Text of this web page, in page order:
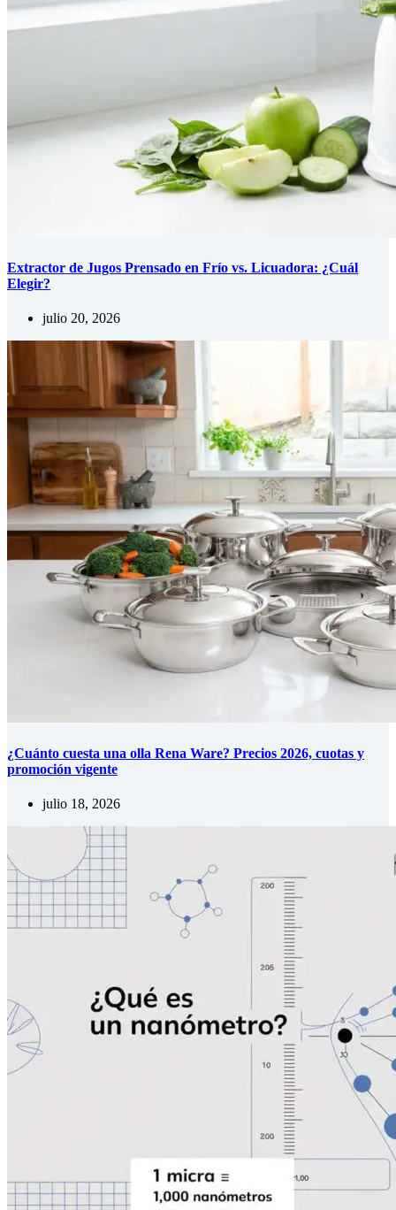
Extractor de Jugos Prensado en Frío vs. Licuadora: ¿Cuál
Elegir?
julio 20, 2026
¿Cuánto cuesta una olla Rena Ware? Precios 2026, cuotas y
promoción vigente
julio 18, 2026